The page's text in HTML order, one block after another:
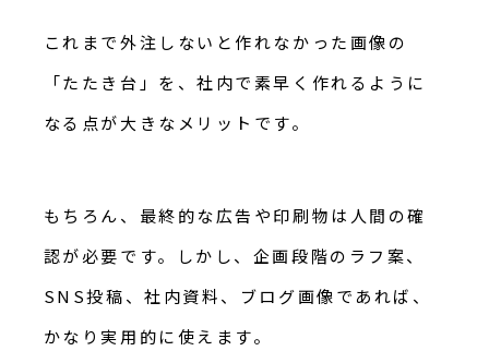
これまで外注しないと作れなかった画像の
「たたき台」を、社内で素早く作れるように
なる点が大きなメリットです。
もちろん、最終的な広告や印刷物は人間の確
認が必要です。しかし、企画段階のラフ案、
SNS投稿、社内資料、ブログ画像であれば、
かなり実用的に使えます。